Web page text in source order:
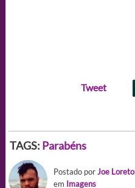
Tweet
TAGS: Parabéns
Postado porJoe Loreto
em Imagens